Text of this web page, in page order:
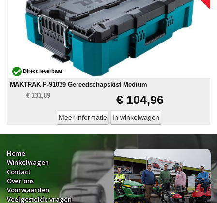
Direct leverbaar
MAKTRAK P-91039 Gereedschapskist Medium
€ 131,89
€ 104,96
Meer informatie In winkelwagen
Home
Winkelwagen
Contact
Over ons
Voorwaarden
Veelgestelde vragen